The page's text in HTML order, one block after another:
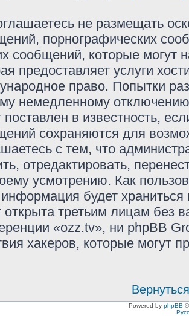
не размещать
порнографических
сообщений, которые могут
предоставляет услуги
право. Попытки
немедленному
поставлен в известность,
сохраняются для
с тем, что
отредактировать,
усмотрению. Как
будет
открыта третьим лицам без
«ozz.tv», ни phpBB
хакеров, которые могут
Powered by phpBB